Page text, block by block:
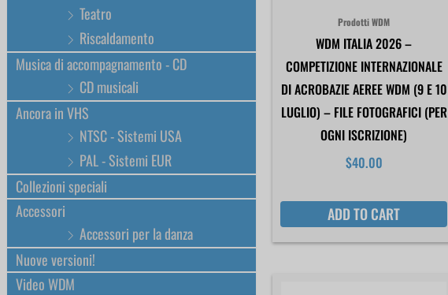
Teatro
Riscaldamento
Musica di accompagnamento - CD
CD musicali
Ancora in VHS
NTSC - Sistemi USA
PAL - Sistemi EUR
Collezioni speciali
Accessori
Accessori per la danza
Nuove versioni!
Video WDM
Prodotti WDM
WDM ITALIA 2026 –
COMPETIZIONE INTERNAZIONALE
DI ACROBAZIE AEREE WDM (9 E 10
LUGLIO) – FILE FOTOGRAFICI (PER
OGNI ISCRIZIONE)
$40.00
ADD TO CART